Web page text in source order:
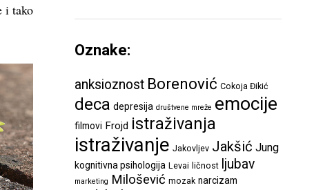
i tako
Oznake:
anksioznost Borenović Cokoja Đikić
deca depresija društvene mreže emocije
filmovi Frojd istraživanja
istraživanje Jakovljev Jakšić Jung
kognitivna psihologija Levai ličnost ljubav
marketing Milošević mozak narcizam